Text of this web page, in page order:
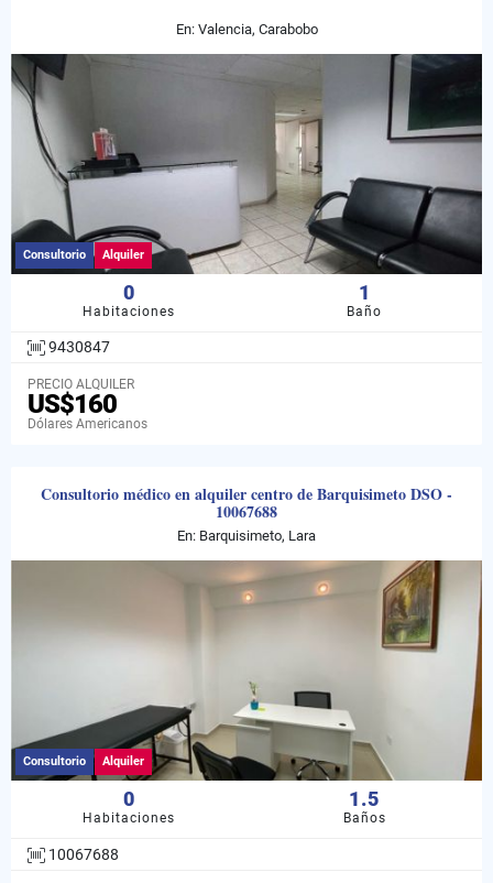
En: Valencia, Carabobo
Consultorio Alquiler
0
Habitaciones
1
Baño
9430847
PRECIO ALQUILER
US$160
Dólares Americanos
Consultorio médico en alquiler centro de Barquisimeto DSO -
10067688
En: Barquisimeto, Lara
Consultorio Alquiler
0
Habitaciones
1.5
Baños
10067688